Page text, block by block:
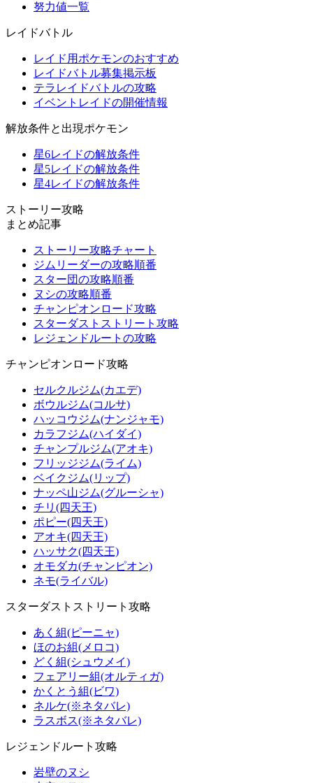
努力値一覧
レイドバトル
レイド用ポケモンのおすすめ
レイドバトル募集掲示板
テラレイドバトルの攻略
イベントレイドの開催情報
解放条件と出現ポケモン
星6レイドの解放条件
星5レイドの解放条件
星4レイドの解放条件
ストーリー攻略
まとめ記事
ストーリー攻略チャート
ジムリーダーの攻略順番
スター団の攻略順番
ヌシの攻略順番
チャンピオンロード攻略
スターダストストリート攻略
レジェンドルートの攻略
チャンピオンロード攻略
セルクルジム(カエデ)
ボウルジム(コルサ)
ハッコウジム(ナンジャモ)
カラフジム(ハイダイ)
チャンプルジム(アオキ)
フリッジジム(ライム)
ベイクジム(リップ)
ナッペ山ジム(グルーシャ)
チリ(四天王)
ポピー(四天王)
アオキ(四天王)
ハッサク(四天王)
オモダカ(チャンピオン)
ネモ(ライバル)
スターダストストリート攻略
あく組(ピーニャ)
ほのお組(メロコ)
どく組(シュウメイ)
フェアリー組(オルティガ)
かくとう組(ビワ)
ネルケ(※ネタバレ)
ラスボス(※ネタバレ)
レジェンドルート攻略
岩壁のヌシ